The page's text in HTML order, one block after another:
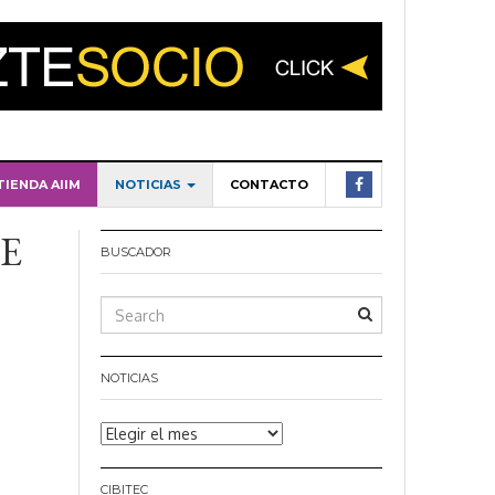
AIIM NOTICIAS CONTACTO
BUSCADOR
NOTICIAS
Noticias
CIBITEC